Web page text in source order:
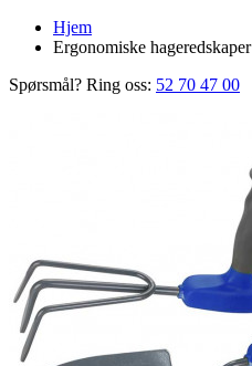
Hjem
Ergonomiske hageredskaper
Spørsmål? Ring oss: 52 70 47 00